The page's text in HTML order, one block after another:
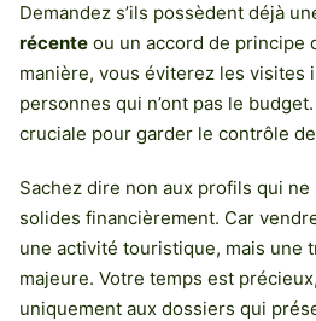
Demandez s’ils possèdent déjà
récente ou un accord de principe
manière, vous éviterez les visites
personnes qui n’ont pas le
cruciale pour garder le contrôle
Sachez dire non aux profils qui
solides financièrement. Car
une activité touristique, mais une
majeure. Votre temps est
uniquement aux dossiers qui